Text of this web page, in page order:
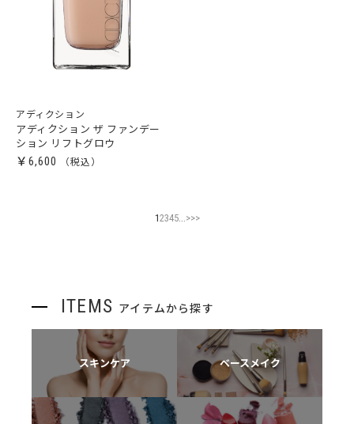
アディクション
アディクション ザ ファンデー
ション リフトグロウ
￥6,600
12345...>>>
ITEMS アイテムから探す
スキンケア ベースメイク